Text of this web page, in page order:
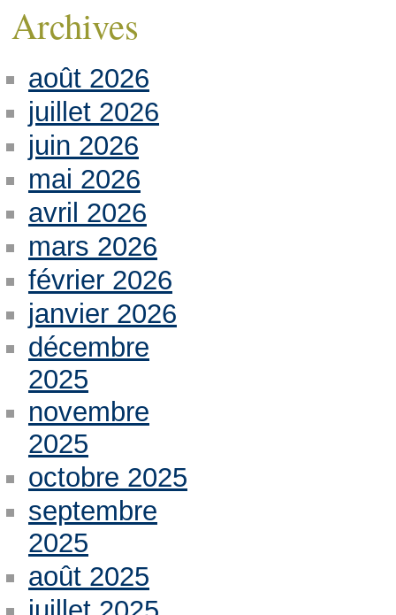
Archives
août 2026
juillet 2026
juin 2026
mai 2026
avril 2026
mars 2026
février 2026
janvier 2026
décembre
2025
novembre
2025
octobre 2025
septembre
2025
août 2025